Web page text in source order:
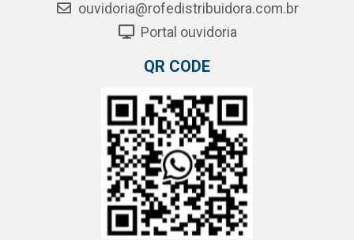
ouvidoria@rofedistribuidora.com.br
Portal ouvidoria
QR CODE